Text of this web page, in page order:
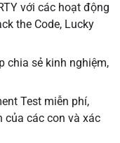
với các hoạt động
the Code, Lucky
sẻ kinh nghiệm,
Test miễn phí,
của các con và xác